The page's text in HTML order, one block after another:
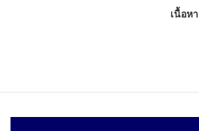
เนื้อห